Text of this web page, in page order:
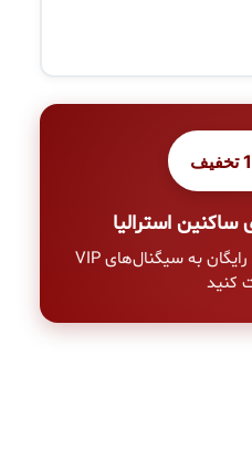
ساکنین استرالیا
با ثبت‌نام امروز، دسترسی رایگان به سیگنال‌های VIP
کنید